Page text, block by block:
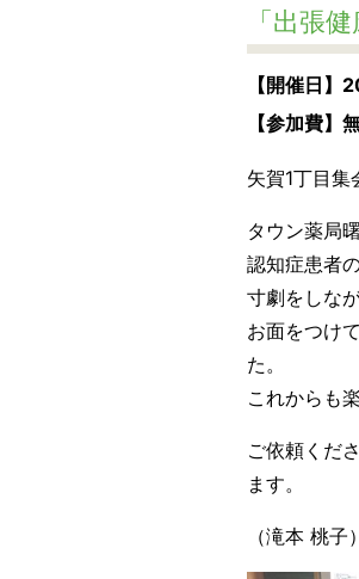
「出張
【開催日】
【参加費】
矢賀1丁目集
タウン薬局
認知症患者
寸劇をしな
お面をつけ
た。
これからも
ご依頼くだ
ます。
（滝本 桃子）